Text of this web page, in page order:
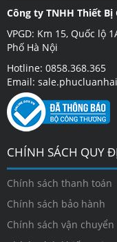
Công ty TNHH Thiết
VPGD: Km 15, Quốc lộ
Phố Hà Nội
Hotline: 0858.368.365
Email:
CHÍNH SÁCH QUY
Chính sách thanh toán
Chính sách bảo hành
Chính sách vận chuyển